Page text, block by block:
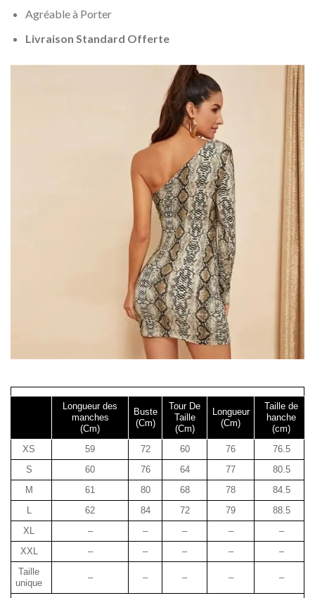
Agréable à Porter
Livraison Standard Offerte
Longueur des
manches
(Cm)
Buste
(Cm)
Tour De
Taille
(Cm)
Longueur
(Cm)
Taille de
hanche
(cm)
XS 59 72 60 76 76.5
S 60 76 64 77 80.5
M 61 80 68 78 84.5
62 84 72 79 88.5
XL – – – – –
XXL – – – – –
Taille
unique
– – – – –